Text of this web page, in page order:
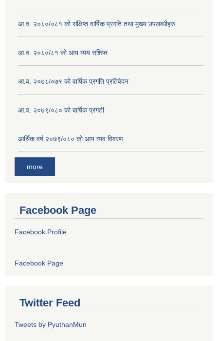
आ.व. २०८०/०८१ को संक्षिप्त वार्षिक प्रगति तथा मुख्य उपलब्धीहरु
आ.व. २०८०/८१ को आय व्यय संक्षिप्त
आ.व. २०७८/०७९ को वार्षिक प्रगति प्रतिवेदन
आ.व. २०७९/०८० को बार्षिक प्रगती
आर्थिक वर्ष २०७९/०८० को आय व्यव विवरण
more
Facebook Page
Facebook Profile
Facebook Page
Twitter Feed
Tweets by PyuthanMun